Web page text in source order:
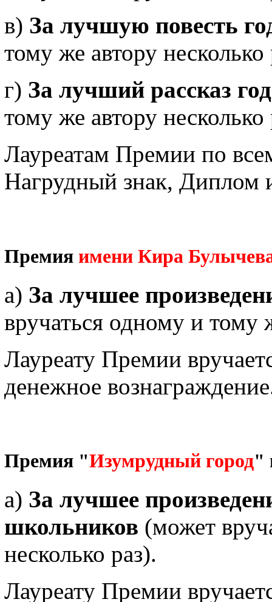
в) За лучшую повесть
тому же автору несколько
г) За лучший рассказ
тому же автору несколько
Лауреатам Премии по
Нагрудный знак, Диплом
Премия имени Кира
а) За лучшее
вручаться одному и тому
Лауреату Премии
денежное
Премия "Изумрудный город"
а) За лучшее
школьников (может
несколько раз).
Лауреату Премии